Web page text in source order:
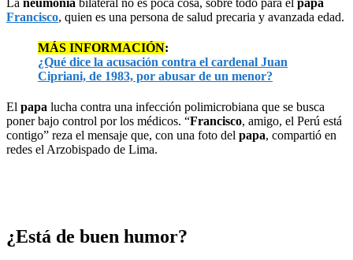
La neumonía bilateral no es poca cosa, sobre todo para el papa
Francisco, quien es una persona de salud precaria y avanzada edad.
MÁS INFORMACIÓN:
¿Qué dice la acusación contra el cardenal Juan
Cipriani, de 1983, por abusar de un menor?
El papa lucha contra una infección polimicrobiana que se busca
poner bajo control por los médicos. “Francisco, amigo, el Perú está
contigo” reza el mensaje que, con una foto del papa, compartió en
redes el Arzobispado de Lima.
¿Está de buen humor?